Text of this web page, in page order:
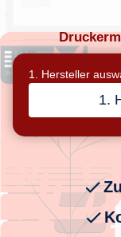
1. Hersteller
1.